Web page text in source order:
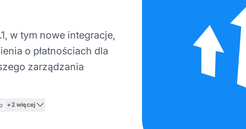
w tym nowe integracje,
o płatnościach dla
zarządzania
+2 więcej